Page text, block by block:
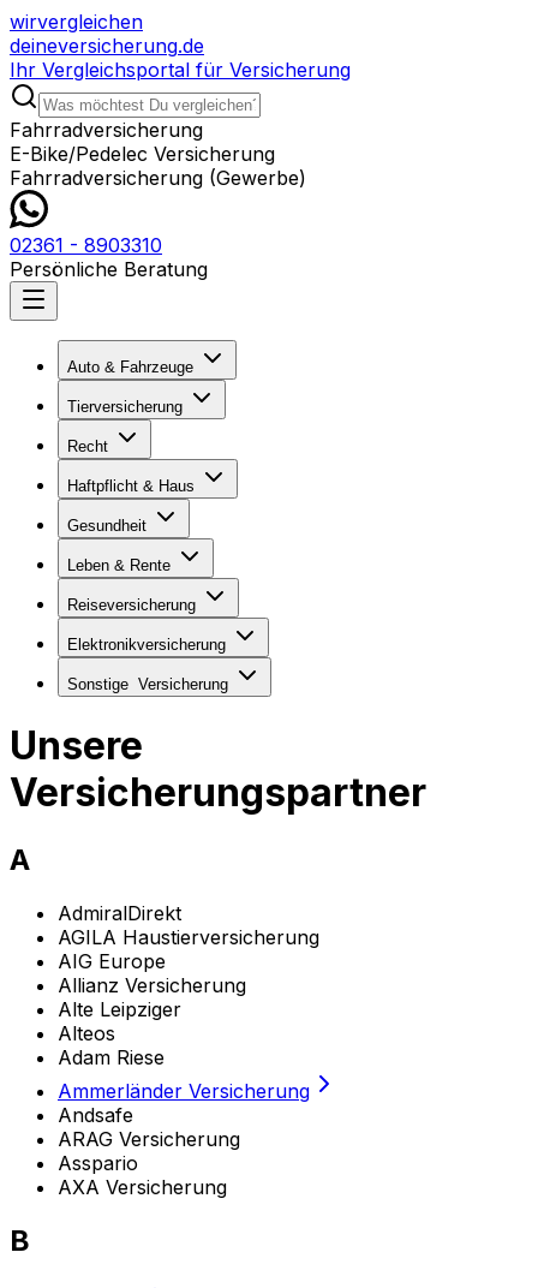
wirvergleichen
deineversicherung.de
Ihr Vergleichsportal für Versicherung
Fahrradversicherung
E-Bike/Pedelec Versicherung
Fahrradversicherung (Gewerbe)
02361 - 8903310
Persönliche Beratung
Auto & Fahrzeuge
Tierversicherung
Recht
Haftpflicht & Haus
Gesundheit
Leben & Rente
Reiseversicherung
Elektronikversicherung
Sonstige Versicherung
Unsere
Versicherungspartner
A
AdmiralDirekt
AGILA Haustierversicherung
AIG Europe
Allianz Versicherung
Alte Leipziger
Alteos
Adam Riese
Ammerländer Versicherung
Andsafe
ARAG Versicherung
Asspario
AXA Versicherung
B